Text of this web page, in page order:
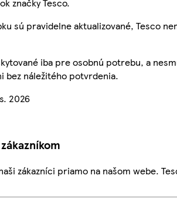
sú pravidelne aktualizované, Tesco
iba pre osobnú potrebu, a
bez náležitého potvrdenia.
2026
zákazníci priamo na našom webe.